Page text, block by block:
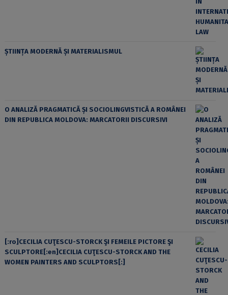
ȘTIINȚA MODERNĂ ȘI MATERIALISMUL
O ANALIZĂ PRAGMATICĂ ȘI SOCIOLINGVISTICĂ A ROMÂNEI
DIN REPUBLICA MOLDOVA: MARCATORII DISCURSIVI
[:ro]CECILIA CUŢESCU-STORCK ŞI FEMEILE PICTORE ŞI
SCULPTORE[:en]CECILIA CUŢESCU-STORCK AND THE
WOMEN PAINTERS AND SCULPTORS[:]